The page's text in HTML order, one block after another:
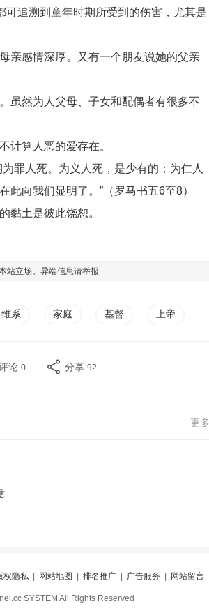
可追溯到童年时期所受到的伤害，尤其是
亲感情深厚。又有一个朋友说她的父亲
虽然为人父母、子女和配偶者有很多不
计算人恶的爱存在。
罪人死。为义人死，是少有的；为仁人
向我们显明了。”（罗马书五6至8）
黏土是彼此饶恕。
站立场。异端信息请举报
维系 家庭 基督 上帝
论 0 分享 92
更多
权隐私 网站地图 排名推广 广告服务 网站留言
SYSTEM All Rights Reserved